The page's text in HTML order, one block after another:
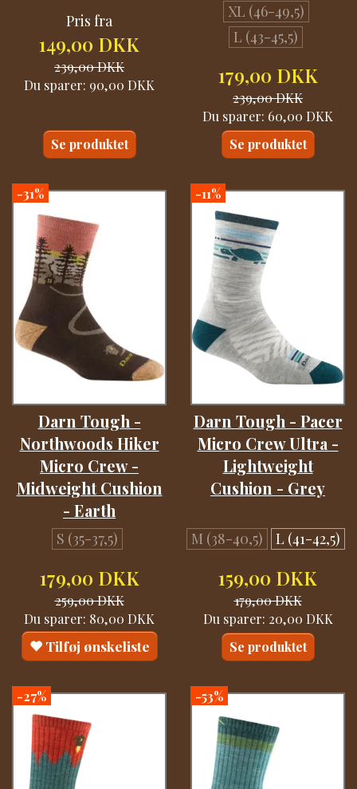
Pris fra
149,00 DKK
239,00 DKK
Du sparer: 90,00 DKK
Se produktet
XL (46-49,5)
L (43-45,5)
179,00 DKK
239,00 DKK
Du sparer: 60,00 DKK
Se produktet
-31%
Darn Tough -
Northwoods Hiker
Micro Crew -
Midweight Cushion
- Earth
S (35-37,5)
179,00 DKK
259,00 DKK
Du sparer: 80,00 DKK
Tilføj ønskeliste
-11%
Darn Tough - Pacer
Micro Crew Ultra -
Lightweight
Cushion - Grey
M (38-40,5) L (41-42,5)
159,00 DKK
179,00 DKK
Du sparer: 20,00 DKK
Se produktet
-27% -53%